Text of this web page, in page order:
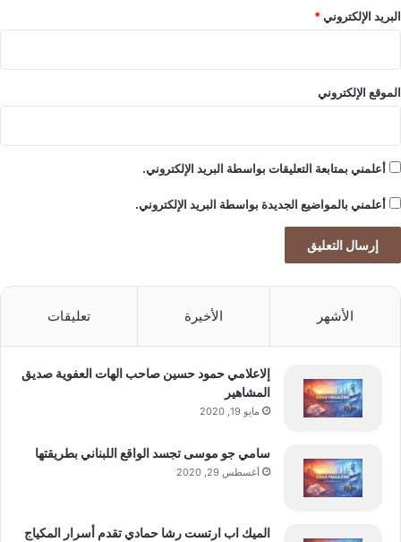
البريد الإلكتروني*
الموقع الإلكتروني
أعلمني بمتابعة التعليقات بواسطة البريد الإلكتروني.
أعلمني بالمواضيع الجديدة بواسطة البريد الإلكتروني.
الأشهر الأخيرة تعليقات
إلاعلامي حمود حسين صاحب الهات العفوية صديق
المشاهير
مايو 19, 2020
سامي جو موسى تجسد الواقع اللبناني بطريقتها
أغسطس 29, 2020
الميك اب ارتست رشا حمادي تقدم أسرار المكياج